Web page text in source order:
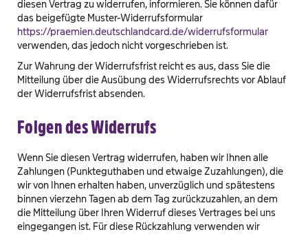
diesen Vertrag zu widerrufen, informieren. Sie können dafür
das beigefügte Muster-Widerrufsformular
https://praemien.deutschlandcard.de/widerrufsformular
verwenden, das jedoch nicht vorgeschrieben ist.
Zur Wahrung der Widerrufsfrist reicht es aus, dass Sie die
Mitteilung über die Ausübung des Widerrufsrechts vor Ablauf
der Widerrufsfrist absenden.
Folgen des Widerrufs
Wenn Sie diesen Vertrag widerrufen, haben wir Ihnen alle
Zahlungen (Punkteguthaben und etwaige Zuzahlungen), die
wir von Ihnen erhalten haben, unverzüglich und spätestens
binnen vierzehn Tagen ab dem Tag zurückzuzahlen, an dem
die Mitteilung über Ihren Widerruf dieses Vertrages bei uns
eingegangen ist. Für diese Rückzahlung verwenden wir